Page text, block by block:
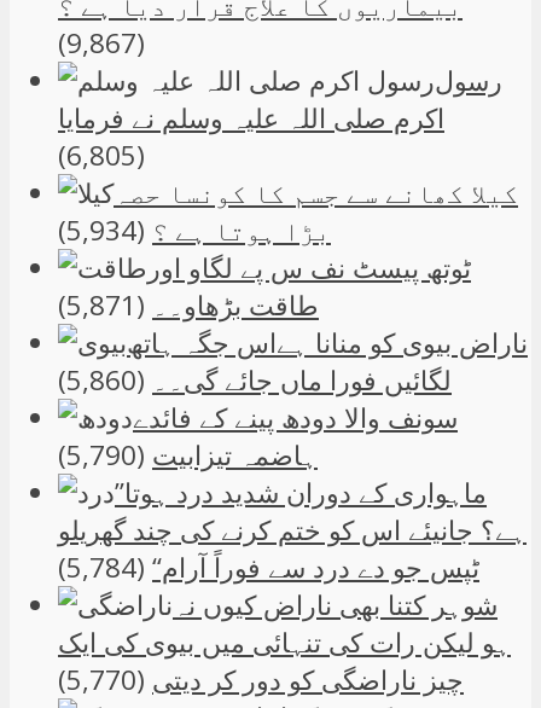
(9,867)
رسول
اکرم صلی اللہ علیہ وسلم نے فرمایا
(6,805)
کیلا کھانے سے جسم کا کونسا حصہ
بڑا ہوتا ہے ؟ (5,934)
ٹوتھ پیسٹ نف س پے لگاو اور
طاقت بڑھاو۔۔ (5,871)
ناراض بیوی کو منانا ہےاس جگہ ہاتھ
لگائیں فورا ماں جائے گی۔۔ (5,860)
سونف والا دودھ پینے کے فائدے
ہاضمہ تیزابیت (5,790)
”ماہواری کے دوران شدید درد ہوتا
ہے؟ جانیئے اس کو ختم کرنے کی چند گھریلو
ٹپس جو دے درد سے فوراً آرام“ (5,784)
شوہر کتنا بھی ناراض کیوں نہ
ہو لیکن رات کی تنہائی میں بیوی کی ایک
چیز ناراضگی کو دور کر دیتی (5,770)